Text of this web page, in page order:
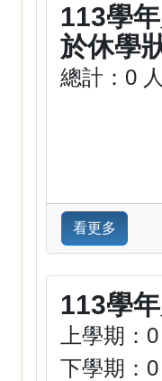
113學
於休學
總計：0 人
看更多
113學
上學期：
下學期：0